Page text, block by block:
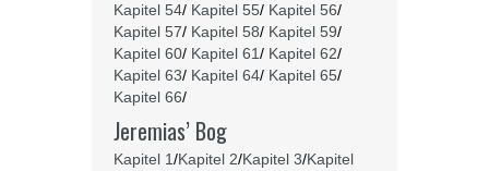
Kapitel 54/ Kapitel 55/ Kapitel 56/
Kapitel 57/ Kapitel 58/ Kapitel 59/
Kapitel 60/ Kapitel 61/ Kapitel 62/
Kapitel 63/ Kapitel 64/ Kapitel 65/
Kapitel 66/
Jeremias’ Bog
Kapitel 1/Kapitel 2/Kapitel 3/Kapitel